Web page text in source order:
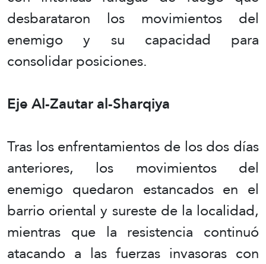
desbarataron los movimientos del
enemigo y su capacidad para
consolidar posiciones.
Eje Al-Zautar al-Sharqiya
Tras los enfrentamientos de los dos días
anteriores, los movimientos del
enemigo quedaron estancados en el
barrio oriental y sureste de la localidad,
mientras que la resistencia continuó
atacando a las fuerzas invasoras con